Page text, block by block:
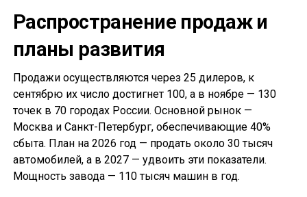
Распространение продаж и
планы развития
Продажи осуществляются через 25 дилеров, к
сентябрю их число достигнет 100, а в ноябре — 130
точек в 70 городах России. Основной рынок —
Москва и Санкт-Петербург, обеспечивающие 40%
сбыта. План на 2026 год — продать около 30 тысяч
автомобилей, а в 2027 — удвоить эти показатели.
Мощность завода — 110 тысяч машин в год.